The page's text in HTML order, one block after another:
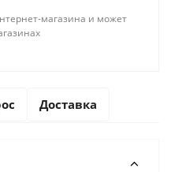
магазина и может
Доставка